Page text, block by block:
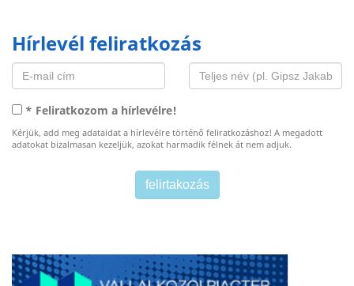
Hírlevél feliratkozás
* Feliratkozom a hírlevélre!
Kérjük, add meg adataidat a hírlevélre történő feliratkozáshoz! A megadott
adatokat bizalmasan kezeljük, azokat harmadik félnek át nem adjuk.